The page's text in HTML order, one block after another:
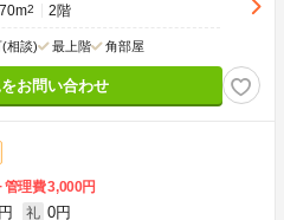
2 2階
相談) 最上階 角部屋
お問い合わせ
管理費3,000円
礼 0円